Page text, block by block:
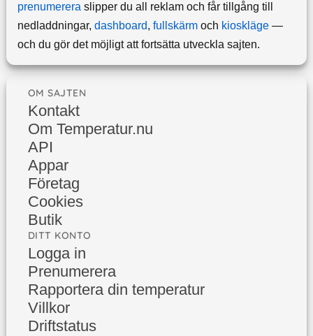
prenumereraslipper du all reklam och får tillgång till
nedladdningar, dashboard, fullskärmoch kioskläge—
och du gör det möjligt att fortsätta utveckla sajten.
OM SAJTEN
Kontakt
Om Temperatur.nu
API
Appar
Företag
Cookies
Butik
DITT KONTO
Logga in
Prenumerera
Rapportera din temperatur
Villkor
Driftstatus